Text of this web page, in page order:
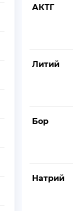
АКТГ
Литий
Бор
Натрий